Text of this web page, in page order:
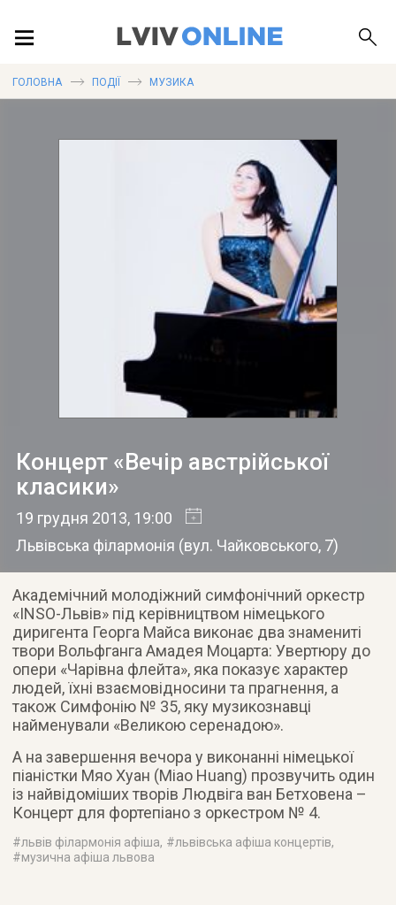
ГОЛОВНА ПОДІЇ МУЗИКА
Концерт «Вечір австрійської
класики»
19 грудня 2013, 19:00
Львівська філармонія (вул. Чайковського, 7)
Академічний молодіжний симфонічний оркестр
«INSO-Львів» під керівництвом німецького
диригента Георга Майса виконає два знамениті
твори Вольфганга Амадея Моцарта: Увертюру до
опери «Чарівна флейта», яка показує характер
людей, їхні взаємовідносини та прагнення, а
також Симфонію № 35, яку музикознавці
найменували «Великою серенадою».
А на завершення вечора у виконанні німецької
піаністки Мяо Хуан (Miao Huang) прозвучить один
із найвідоміших творів Людвіга ван Бетховена –
Концерт для фортепіано з оркестром № 4.
#львів філармонія афіша, #львівська афіша концертів,
#музична афіша львова